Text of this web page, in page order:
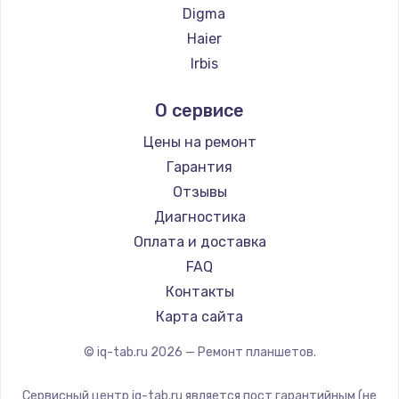
Заказать
Заказать
Замена термопасты
от 995 руб.
Замена видеокарты
от 2100 руб.
Заказать
Замена разъёмов (HDMI, DVI, Дисплей порта)
Digma
Haier
Irbis
Microsoft
BlackView
Amazon
Aquarius
Philips
Dell
HP
Getac
ZTE
О сервисе
Цены на ремонт
Гарантия
Отзывы
Диагностика
Оплата и доставка
FAQ
Контакты
Карта сайта
© iq-tab.ru 2026 — Ремонт планшетов.
Сервисный центр iq-tab.ru является пост гарантийным (не